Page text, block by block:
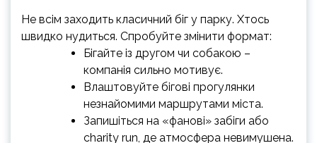
Не всім заходить класичний біг у парку. Хтось
швидко нудиться. Спробуйте змінити формат:
Бігайте із другом чи собакою –
компанія сильно мотивує.
Влаштовуйте бігові прогулянки
незнайомими маршрутами міста.
Запишіться на «фанові» забіги або
charity run, де атмосфера невимушена.